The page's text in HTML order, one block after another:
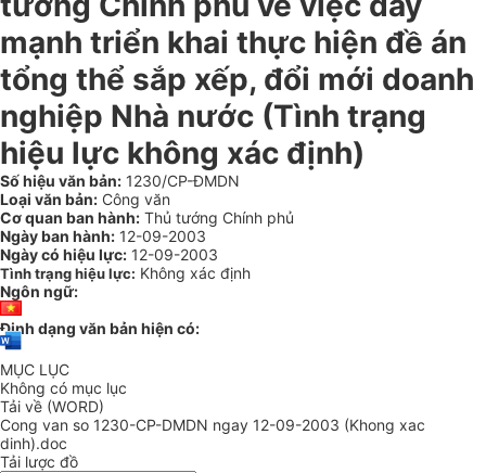
mạnh triển khai thực hiện đề án
tổng thể sắp xếp, đổi mới doanh
nghiệp Nhà nước (Tình trạng
hiệu lực không xác định)
Số hiệu văn bản: 1230/CP-ĐMDN
Loại văn bản: Công văn
Cơ quan ban hành: Thủ tướng Chính phủ
Ngày ban hành: 12-09-2003
Ngày có hiệu lực: 12-09-2003
Tình trạng hiệu lực: Không xác định
Ngôn ngữ:
Định dạng văn bản hiện có:
MỤC LỤC
Không có mục lục
Tải về (WORD)
Cong van so 1230-CP-DMDN ngay 12-09-2003 (Khong xac
dinh).doc
Tải lược đồ